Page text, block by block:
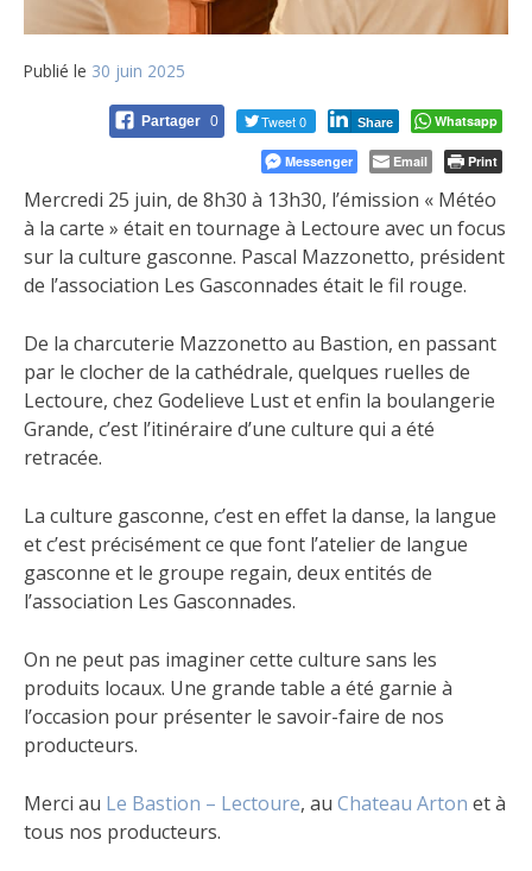
Publié le 30 juin 2025
Partager 0 Tweet 0 Share Whatsapp
Messenger Email Print
Mercredi 25 juin, de 8h30 à 13h30, l’émission « Météo
à la carte » était en tournage à Lectoure avec un focus
sur la culture gasconne. Pascal Mazzonetto, président
de l’association Les Gasconnades était le fil rouge.
De la charcuterie Mazzonetto au Bastion, en passant
par le clocher de la cathédrale, quelques ruelles de
Lectoure, chez Godelieve Lust et enfin la boulangerie
Grande, c’est l’itinéraire d’une culture qui a été
retracée.
La culture gasconne, c’est en effet la danse, la langue
et c’est précisément ce que font l’atelier de langue
gasconne et le groupe regain, deux entités de
l’association Les Gasconnades.
On ne peut pas imaginer cette culture sans les
produits locaux. Une grande table a été garnie à
l’occasion pour présenter le savoir-faire de nos
producteurs.
Merci au Le Bastion – Lectoure, au Chateau Arton et à
tous nos producteurs.